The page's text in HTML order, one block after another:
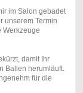
im Salon gebadet
unserem Termin
Werkzeuge
damit Ihr
Ballen herumläuft.
für die